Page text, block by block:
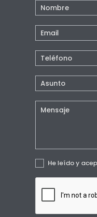
Contacto
Pie
Pagina
He leído y